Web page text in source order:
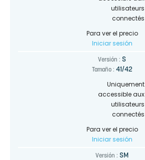
utilisateurs
connectés
Para ver el precio
Iniciar sesión
Versión : S
Tamaño : 41/42
Uniquement
accessible aux
utilisateurs
connectés
Para ver el precio
Iniciar sesión
Versión : SM